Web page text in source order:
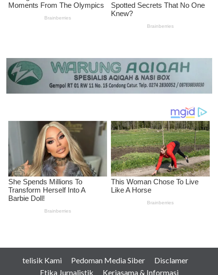
telisik Kami Pedoman Media Siber
Disclamer
Etika Jurnalistik
Kerjasama & Informasi